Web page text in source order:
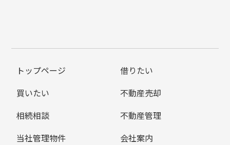
トップページ
借りたい
買いたい
不動産売却
相続相談
不動産管理
当社管理物件
会社案内